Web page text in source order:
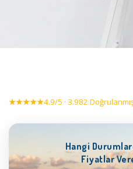
★★★★★4.9/5 · 3.982
Hangi
Fiyatlar